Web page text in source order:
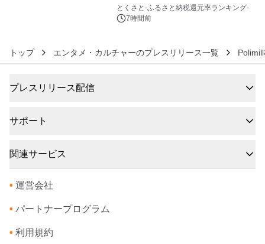
とくさと-ふるさと納税還元率ランキング-
7時間前
トップ エンタメ・カルチャーのプレスリリース一覧
プレスリリース配信
サポート
関連サービス
• 運営会社
• パートナープログラム
• 利用規約